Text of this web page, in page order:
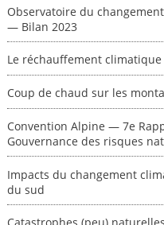
Observatoire du
— Bilan 2023
Le réchauffement climatique
Coup de chaud sur les
Convention Alpine — 7e
Gouvernance des risques
Impacts du changement
du sud